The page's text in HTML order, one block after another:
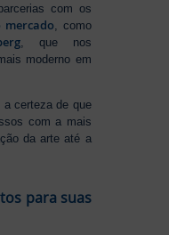
com os
mercado , como
, que nos
moderno em
a certeza de que
com a mais
da arte até a
para suas